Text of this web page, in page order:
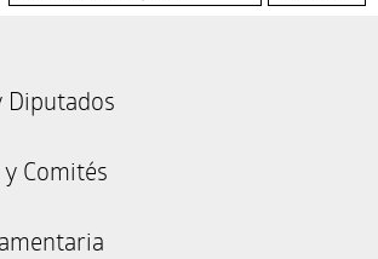
Diputados
Comités